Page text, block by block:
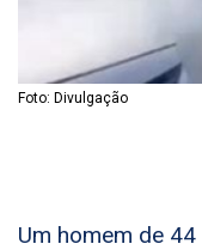
Foto: Divulgação
Um homem de